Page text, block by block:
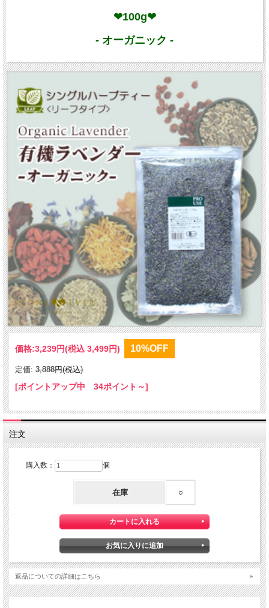
❤100g❤
- オーガニック -
価格:3,239円(税込 3,499円) 10%OFF
定価: 3,888円(税込)
[ポイントアップ中 34ポイント～]
注文
購入数： 個
在庫 ○
返品についての詳細はこちら